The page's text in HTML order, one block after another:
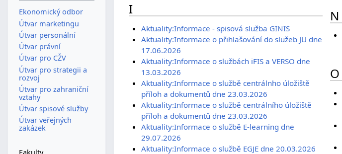
I
Aktuality:Informace - spisová služba GINIS
Aktuality:Informace o přihlašování do služeb JU dne
17.06.2026
Aktuality:Informace o službách iFIS a VERSO dne
13.03.2026
Aktuality:Informace o službě centrálnho úložiště
příloh a dokumentů dne 23.03.2026
Aktuality:Informace o službě centrálního úložiště
příloh a dokumentů dne 23.03.2026
Aktuality:Informace o službě E-learning dne
29.07.2026
Aktuality:Informace o službě EGJE dne 20.03.2026
N
O
Ekonomický odbor
Útvar marketingu
Útvar personální
Útvar právní
Útvar pro CŽV
Útvar pro strategii a
rozvoj
Útvar pro zahraniční
vztahy
Útvar spisové služby
Útvar veřejných
zakázek